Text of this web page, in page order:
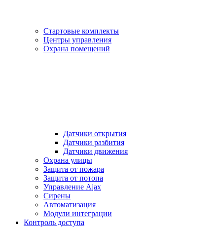
Стартовые комплекты
Центры управления
Охрана помещений
Датчики открытия
Датчики разбития
Датчики движения
Охрана улицы
Защита от пожара
Защита от потопа
Управление Ajax
Сирены
Автоматизация
Модули интеграции
Контроль доступа